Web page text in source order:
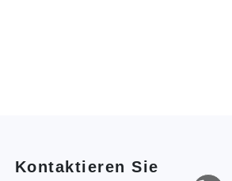
Kontaktieren Sie